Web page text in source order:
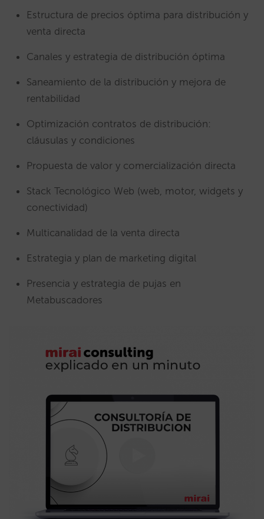
Estructura de precios óptima para distribución y
venta directa
Canales y estrategia de distribución óptima
Saneamiento de la distribución y mejora de
rentabilidad
Optimización contratos de distribución:
cláusulas y condiciones
Propuesta de valor y comercialización directa
Stack Tecnológico Web (web, motor, widgets y
conectividad)
Multicanalidad de la venta directa
Estrategia y plan de marketing digital
Presencia y estrategia de pujas en
Metabuscadores